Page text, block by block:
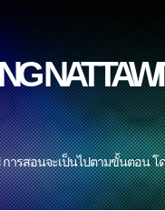
การสอนจะเป็นไปตามขั้นตอน